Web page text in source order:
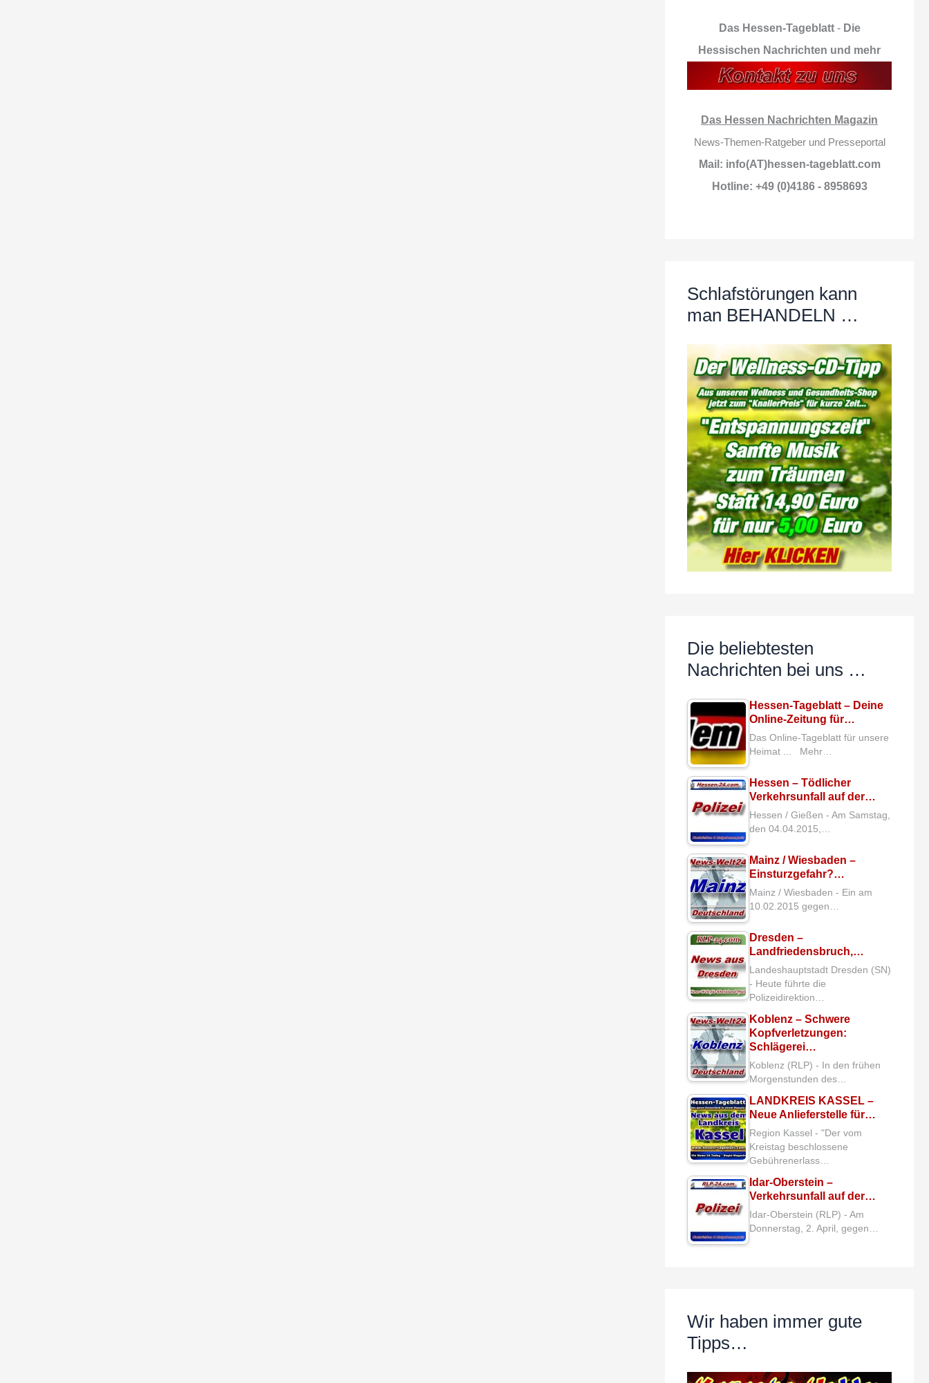
Das Hessen-Tageblatt- Die
Hessischen Nachrichten und mehr
Das Hessen Nachrichten Magazin
News-Themen-Ratgeber und Presseportal
Mail: info(AT)hessen-tageblatt.com
Hotline: +49 (0)4186 - 8958693
Schlafstörungen kann
man BEHANDELN …
Die beliebtesten
Nachrichten bei uns …
Hessen-Tageblatt – Deine
Online-Zeitung für…
Das Online-Tageblatt für unsere
Heimat ... Mehr…
Hessen – Tödlicher
Verkehrsunfall auf der…
Hessen / Gießen - Am Samstag,
den 04.04.2015,…
Mainz / Wiesbaden –
Einsturzgefahr?…
Mainz / Wiesbaden - Ein am
10.02.2015 gegen…
Dresden –
Landfriedensbruch,…
Landeshauptstadt Dresden (SN)
- Heute führte die
Polizeidirektion…
Koblenz – Schwere
Kopfverletzungen:
Schlägerei…
Koblenz (RLP) - In den frühen
Morgenstunden des…
LANDKREIS KASSEL –
Neue Anlieferstelle für…
Region Kassel - "Der vom
Kreistag beschlossene
Gebührenerlass…
Idar-Oberstein –
Verkehrsunfall auf der…
Idar-Oberstein (RLP) - Am
Donnerstag, 2. April, gegen…
Wir haben immer gute
Tipps…